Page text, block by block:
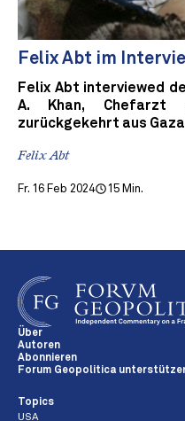
Felix Abt im
Felix Abt interviewed
A. Khan, Chefarzt
zurückgekehrt aus
Felix Abt
Fr. 16 Feb 2024 15 Min.
Über
Autoren
Abonnieren
Forum Geopolitica
Topics
USA